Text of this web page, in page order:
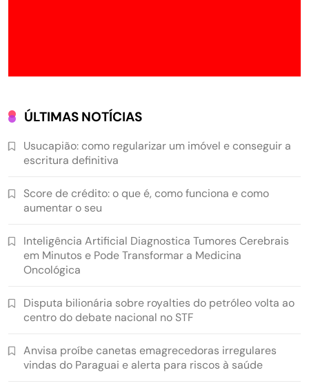
ÚLTIMAS NOTÍCIAS
Usucapião: como regularizar um imóvel e conseguir a
escritura definitiva
Score de crédito: o que é, como funciona e como
aumentar o seu
Inteligência Artificial Diagnostica Tumores Cerebrais
em Minutos e Pode Transformar a Medicina
Oncológica
Disputa bilionária sobre royalties do petróleo volta ao
centro do debate nacional no STF
Anvisa proíbe canetas emagrecedoras irregulares
vindas do Paraguai e alerta para riscos à saúde